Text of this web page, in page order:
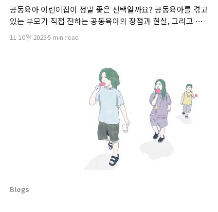
공동육아 어린이집이 정말 좋은 선택일까요? 공동육아를 겪고
있는 부모가 직접 전하는 공동육아의 장점과 현실, 그리고 부
모의 참여가 만들어내는 특별한 교육 환경을 소개합니다.
11 10월 20255 min read
Blogs